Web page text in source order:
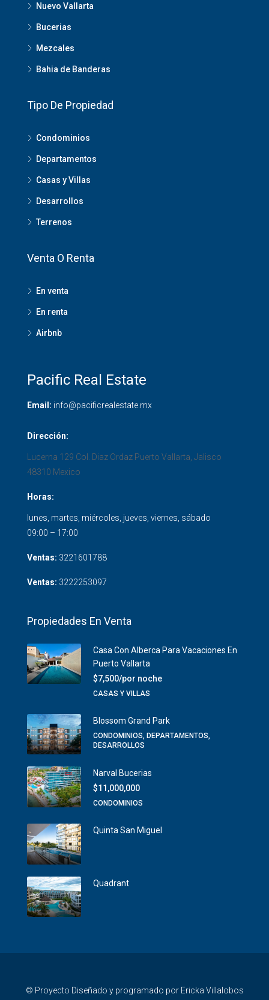
Nuevo Vallarta
Bucerias
Mezcales
Bahia de Banderas
Tipo De Propiedad
Condominios
Departamentos
Casas y Villas
Desarrollos
Terrenos
Venta O Renta
En venta
En renta
Airbnb
Pacific Real Estate
Email: info@pacificrealestate.mx
Dirección:
Lucerna 129 Col. Diaz Ordaz Puerto Vallarta Jalisco
48310 Mexico
Horas:
lunes, martes, miércoles, jueves, viernes, sábado
09:00 – 17:00
Ventas: 3221601788
Ventas: 3222253097
Propiedades En Venta
Casa Con Alberca Para Vacaciones En
Puerto Vallarta
$7,500/por noche
CASAS Y VILLAS
Blossom Grand Park
CONDOMINIOS, DEPARTAMENTOS,
DESARROLLOS
Narval Bucerias
$11,000,000
CONDOMINIOS
Quinta San Miguel
Quadrant
© Proyecto Diseñado y programado por Ericka Villalobos